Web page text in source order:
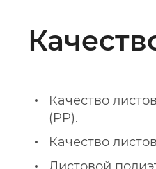
Качество
(PP).
Качество